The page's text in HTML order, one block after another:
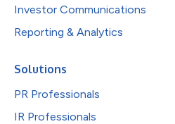
Investor Communications
Reporting & Analytics
Solutions
PR Professionals
IR Professionals